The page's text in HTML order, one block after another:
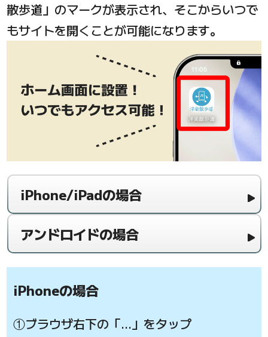
散歩道」のマークが表示され、そこからいつで
もサイトを開くことが可能になります。
iPhone/iPadの場合
アンドロイドの場合
iPhoneの場合
①ブラウザ右下の「…」をタップ